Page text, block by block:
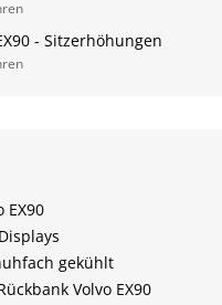
- Sitzerhöhungen
EX90
Displays
gekühlt
Volvo EX90